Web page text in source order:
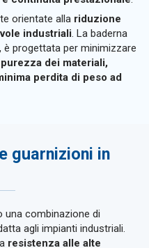
orientate alla riduzione
industriali. La baderna
è progettata per minimizzare
dei materiali,
perdita di peso ad
guarnizioni in
combinazione di
agli impianti industriali.
resistenza alle alte